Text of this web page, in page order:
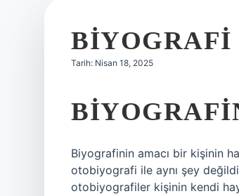
BIYOGRAFI
Tarih: Nisan 18, 2025
Biyografinin amacı bir kişinin
otobiyografi ile aynı şey
otobiyografiler kişinin kendi